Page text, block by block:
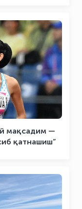
мақсадим —
қатнашиш”